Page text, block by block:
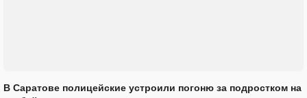
В Саратове полицейские устроили погоню за подростком на